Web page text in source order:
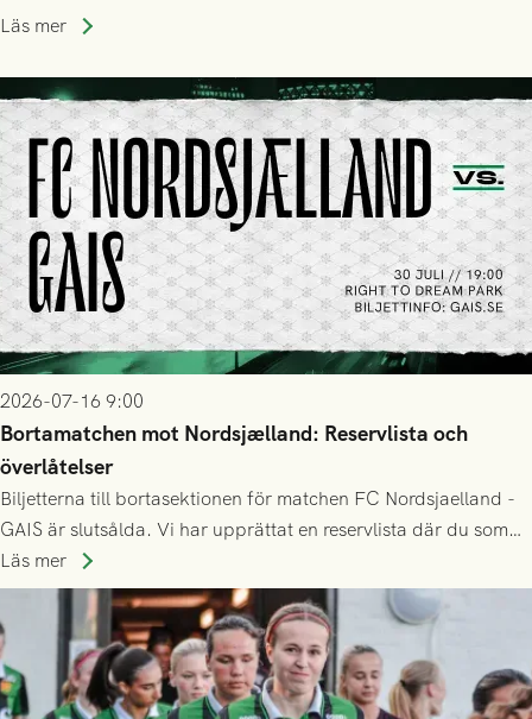
Läs mer
2026-07-16 9:00
Bortamatchen mot Nordsjælland: Reservlista och
överlåtelser
Biljetterna till bortasektionen för matchen FC Nordsjaelland -
GAIS är slutsålda. Vi har upprättat en reservlista där du som
ännu inte har någon biljett kan anmäla ditt intresse. Du kan
inte själv överlåta din biljett till någon annan.
Läs mer